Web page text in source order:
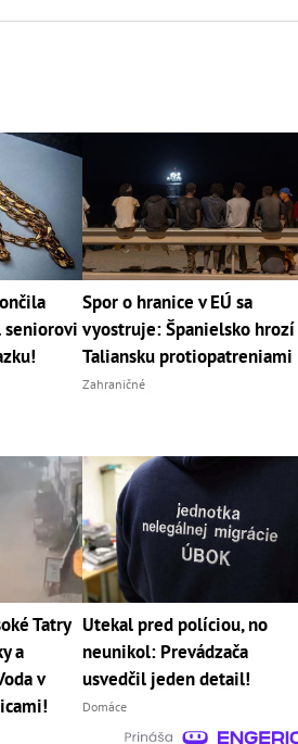
seniorovi
Spor o hranice v EÚ sa
vyostruje: Španielsko hrozí
Taliansku protiopatreniami
Zahraničné
Tatry
a
v
Utekal pred políciou, no
neunikol: Prevádzača
usvedčil jeden detail!
Domáce